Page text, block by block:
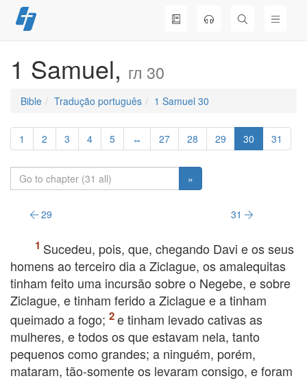
Skip
to
1 Samuel, гл 30
Bible Tradução português 1 Samuel 30
1 2 3 4 5 ↔ 27 28 29 30 31
»
29 31
Sucedeu, pois, que, chegando Davi e os seus
homens ao terceiro dia a Ziclague, os amalequitas
tinham feito uma incursão sobre o Negebe, e sobre
Ziclague, e tinham ferido a Ziclague e a tinham
queimado a fogo;
e tinham levado cativas as
mulheres, e todos os que estavam nela, tanto
pequenos como grandes; a ninguém, porém,
mataram, tão-somente os levaram consigo, e foram